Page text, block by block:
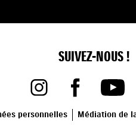
SUIVEZ-NOUS !
personnelles Médiation de